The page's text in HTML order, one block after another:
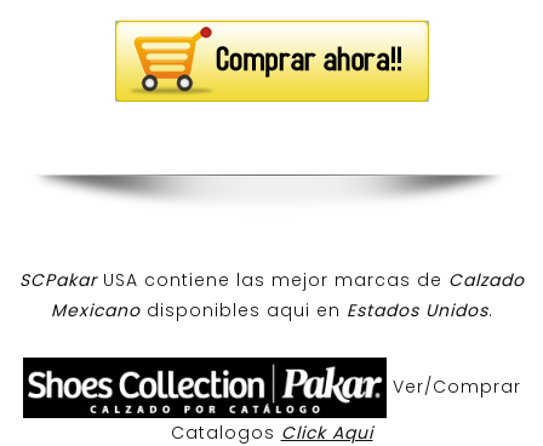
SCPakar USA contiene las mejor marcas de Calzado
Mexicanodisponibles aqui en Estados Unidos.
Ver/Comprar
Catalogos Click Aqui